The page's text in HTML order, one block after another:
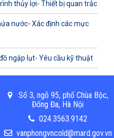
thủy lợi- Thiết bị quan trắc
nước- Xác định các mực
ngập lụt- Yêu cầu kỹ thuật
Số 3, ngõ 95, phố Chùa Bộc,
Đống Đa, Hà Nội
024.3563.9142
vanphongvncold@mard.gov.vn